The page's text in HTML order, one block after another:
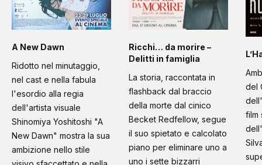
A New Dawn
Ridotto nel minutaggio,
nel cast e nella fabula
l'esordio alla regia
dell'artista visuale
Shinomiya Yoshitoshi "A
New Dawn" mostra la sua
ambizione nello stile
Ricchi… da morire –
Delitti in famiglia
La storia, raccontata in
flashback dal braccio
della morte dal cinico
Becket Redfellow, segue
il suo spietato e calcolato
piano per eliminare uno a
uno i sette bizzarri
del
film